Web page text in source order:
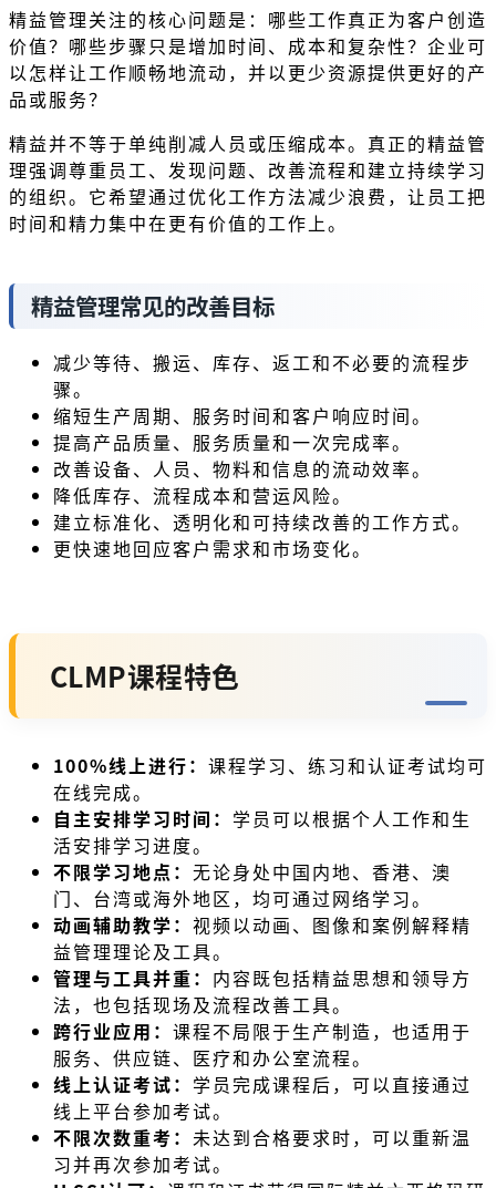
精益管理关注的核心问题是：哪些工作真正为客户创造
价值？哪些步骤只是增加时间、成本和复杂性？企业可
以怎样让工作顺畅地流动，并以更少资源提供更好的产
品或服务？
精益并不等于单纯削减人员或压缩成本。真正的精益管
理强调尊重员工、发现问题、改善流程和建立持续学习
的组织。它希望通过优化工作方法减少浪费，让员工把
时间和精力集中在更有价值的工作上。
精益管理常见的改善目标
减少等待、搬运、库存、返工和不必要的流程步
骤。
缩短生产周期、服务时间和客户响应时间。
提高产品质量、服务质量和一次完成率。
改善设备、人员、物料和信息的流动效率。
降低库存、流程成本和营运风险。
建立标准化、透明化和可持续改善的工作方式。
更快速地回应客户需求和市场变化。
CLMP课程特色
100%线上进行： 课程学习、练习和认证考试均可
在线完成。
自主安排学习时间： 学员可以根据个人工作和生
活安排学习进度。
不限学习地点： 无论身处中国内地、香港、澳
门、台湾或海外地区，均可通过网络学习。
动画辅助教学： 视频以动画、图像和案例解释精
益管理理论及工具。
管理与工具并重： 内容既包括精益思想和领导方
法，也包括现场及流程改善工具。
跨行业应用： 课程不局限于生产制造，也适用于
服务、供应链、医疗和办公室流程。
线上认证考试： 学员完成课程后，可以直接通过
线上平台参加考试。
不限次数重考： 未达到合格要求时，可以重新温
习并再次参加考试。